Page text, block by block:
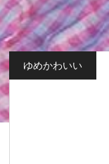
ゆめかわいい